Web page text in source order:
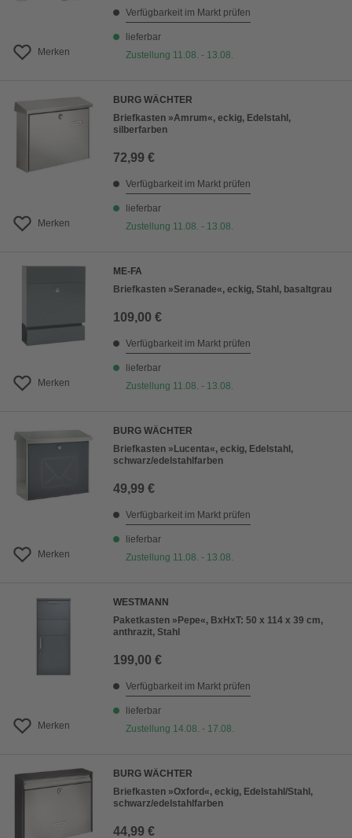
Merken
Verfügbarkeit im Markt prüfen
lieferbar
Zustellung 11.08. - 13.08.
Merken
BURG WÄCHTER
Briefkasten »Amrum«, eckig, Edelstahl,
silberfarben
72,99 €
Verfügbarkeit im Markt prüfen
lieferbar
Zustellung 11.08. - 13.08.
Merken
ME-FA
Briefkasten »Seranade«, eckig, Stahl, basaltgrau
109,00 €
Verfügbarkeit im Markt prüfen
lieferbar
Zustellung 11.08. - 13.08.
Merken
BURG WÄCHTER
Briefkasten »Lucenta«, eckig, Edelstahl,
schwarz/edelstahlfarben
49,99 €
Verfügbarkeit im Markt prüfen
lieferbar
Zustellung 11.08. - 13.08.
Merken
WESTMANN
Paketkasten »Pepe«, BxHxT: 50 x 114 x 39 cm,
anthrazit, Stahl
199,00 €
Verfügbarkeit im Markt prüfen
lieferbar
Zustellung 14.08. - 17.08.
BURG WÄCHTER
Briefkasten »Oxford«, eckig, Edelstahl/Stahl,
schwarz/edelstahlfarben
44,99 €